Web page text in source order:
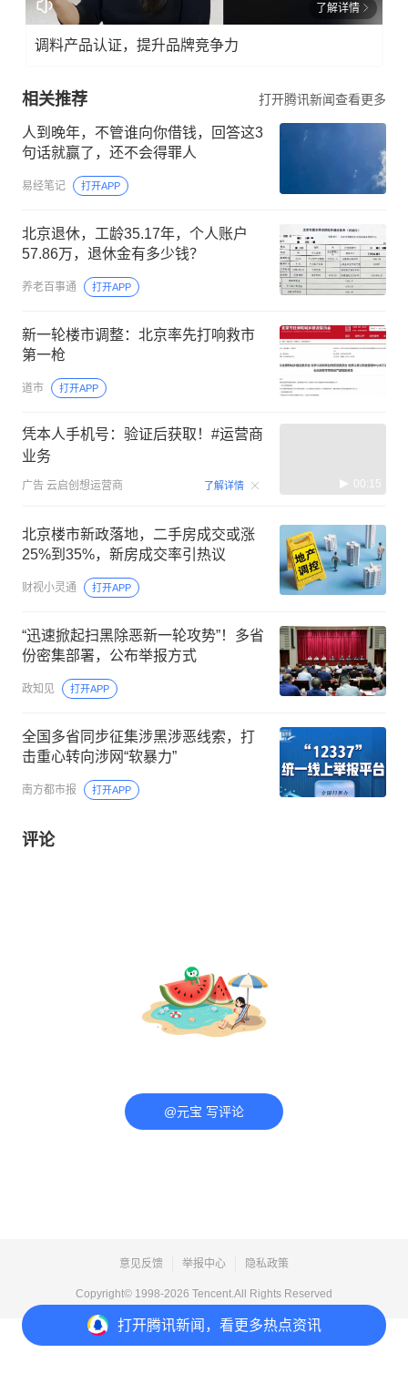
打开腾讯新闻，看更多热点资讯
了解详情
调料产品认证，提升品牌竞争力
相关推荐 打开腾讯新闻查看更多
人到晚年，不管谁向你借钱，回答这3
句话就赢了，还不会得罪人
易经笔记 打开APP
北京退休，工龄35.17年，个人账户
57.86万，退休金有多少钱？
养老百事通 打开APP
新一轮楼市调整：北京率先打响救市
第一枪
道市 打开APP
凭本人手机号：验证后获取！#运营商
业务
广告 云启创想运营商 了解详情 00:15
北京楼市新政落地，二手房成交或涨
25%到35%，新房成交率引热议
财视小灵通 打开APP
“迅速掀起扫黑除恶新一轮攻势”！多省
份密集部署，公布举报方式
政知见 打开APP
全国多省同步征集涉黑涉恶线索，打
击重心转向涉网“软暴力”
南方都市报 打开APP
评论
@元宝 写评论
意见反馈 举报中心 隐私政策
Copyright© 1998-2026 Tencent.All Rights Reserved